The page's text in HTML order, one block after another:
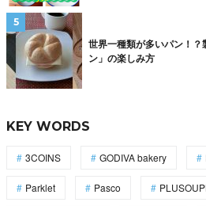
世界一種類が多いパン！
ン」の楽しみ方
KEY WORDS
3COINS GODIVA bakery
Parklet Pasco